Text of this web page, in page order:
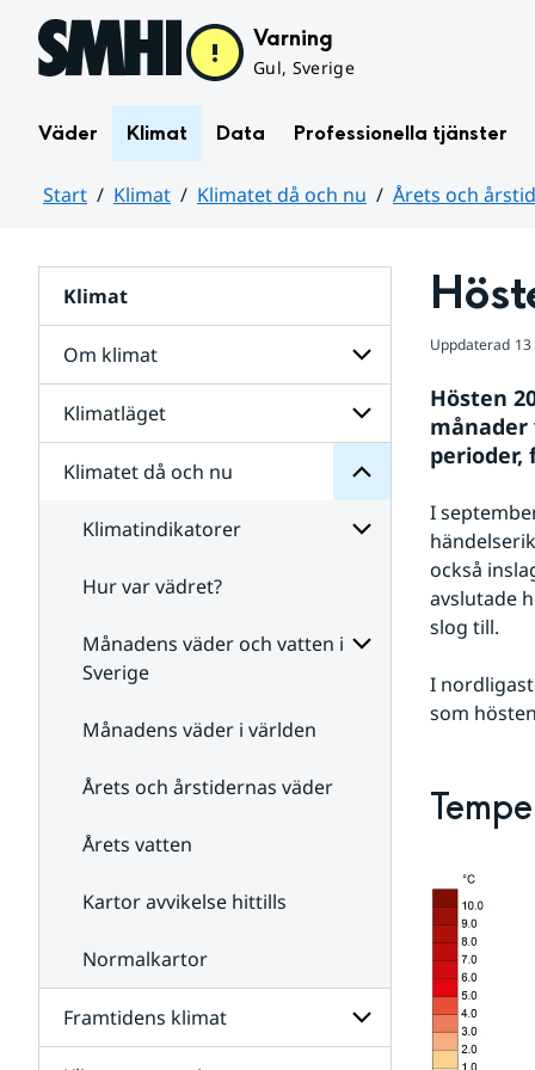
Hoppa till sidans innehåll Varning
Gul, Sverige
Väder Klimat Data Professionella tjänster
Start Klimat Klimatet då och nu Årets och
Klimat
Om klimat
Undersidor
för
Om
klimat
Klimatläget
Undersidor
Klimatläget
Klimatet då och nu
Undersidor
för
Klimatet
då
och
Klimatindikatorer
Undersidor
Klimatindikatorer
Hur var vädret?
Månadens väder och vatten i
Sverige
Undersidor
Månadens väder i världen
Årets och årstidernas väder
Årets vatten
Kartor avvikelse hittills
Normalkartor
Framtidens klimat
Uppdaterad
Hösten
månader
perioder,
I
också
avslutade
slog till.
I
som